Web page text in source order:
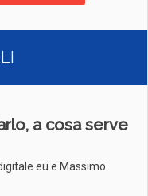
a cosa serve
e Massimo